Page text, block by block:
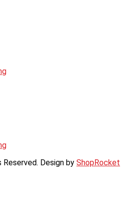
Design by ShopRocket